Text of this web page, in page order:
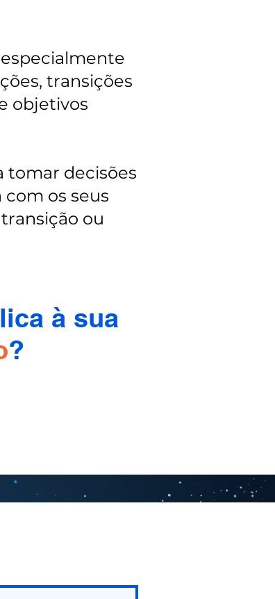
transições
objetivos
tomar decisões
os seus
ou
à sua
?